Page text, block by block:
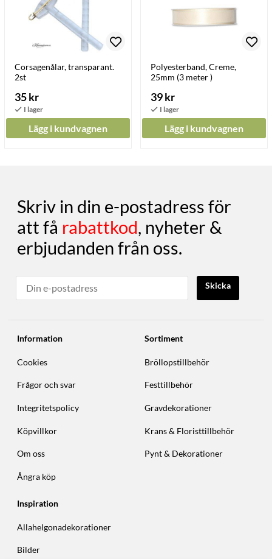
Corsagenålar, transparant.
2st
35 kr
Lägg i kundvagnen
Polyesterband, Creme,
25mm (3 meter )
39 kr
Lägg i kundvagnen
Skriv in din e-postadress för
att få rabattkod, nyheter &
erbjudanden från oss.
Skicka
Information
Cookies
Frågor och svar
Integritetspolicy
Köpvillkor
Om oss
Ångra köp
Sortiment
Bröllopstillbehör
Festtillbehör
Gravdekorationer
Krans & Floristtillbehör
Pynt & Dekorationer
Inspiration
Allahelgonadekorationer
Bilder